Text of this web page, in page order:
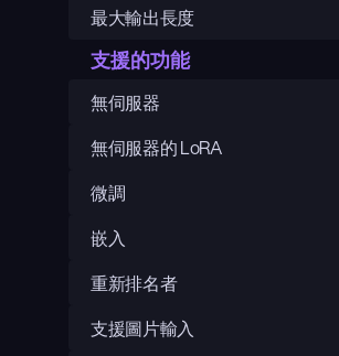
最大輸出長度
支援的功能
無伺服器
無伺服器的 LoRA
微調
嵌入
重新排名者
支援圖片輸入